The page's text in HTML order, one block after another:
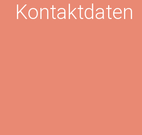
Kontaktdaten